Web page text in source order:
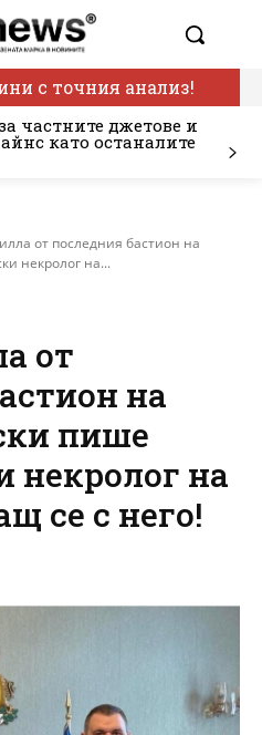
с точния анализ!
частните джетове и
като останалите
от последния бастион на
некролог на...
от
на
пише
некролог на
се с него!